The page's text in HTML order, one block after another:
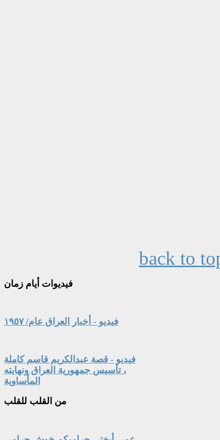
back to
فيديوات أيام زمان
فيديو - أخبار العراق عام/ ١٩٥٧
فيديو - قصة عبدالكريم قاسم كاملة
، تأسيس جمهورية العراق ونهايته
المأساوية
من القلب للقلب